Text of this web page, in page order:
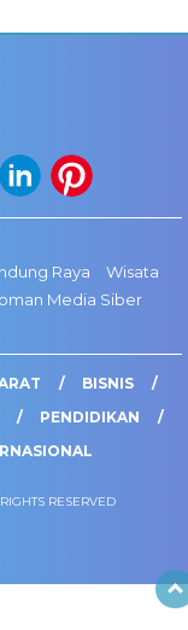
Raya
Wisata
Media Siber
BISNIS
PENDIDIKAN
RESERVED